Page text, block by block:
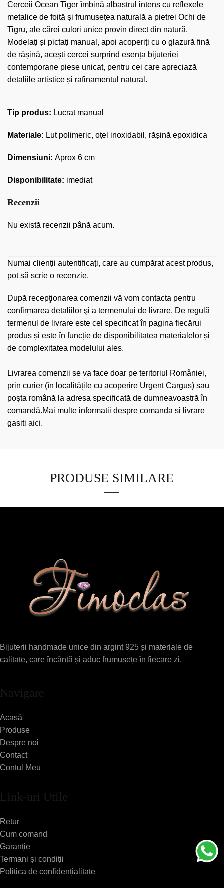
Cerceii Ocean Tiger îmbină albastrul intens cu reflexele
metalice de foită și frumusețea naturală a pietrei Ochi de
Tigru, ale cărei culori unice provin direct din natură.
Modelați și pictați manual, apoi acoperiți cu o glazură fină
de rășină, acești cercei surprind esența bijuteriei
contemporane piese unicat, pentru cei care apreciază
detaliile artistice și rafinamentul natural.
Tip produs: Lucrat manual
Materiale: Lut polimeric, oțel inoxidabil, rășină epoxidica
Dimensiuni: Aprox 6 cm
Disponibilitate: imediat
Recenzii
Nu există recenzii până acum.
Numai clienții autentificați, care au cumpărat acest produs,
pot să scrie o recenzie.
După recepţionarea comenzii vă vom contacta pentru
confirmarea detaliilor şi a termenului de livrare. De regulă
termenul de livrare este cel specificat în pagina fiecărui
produs și este în funcție de disponibilitatea materialelor și
de complexitatea modelului ales.
Livrarea comenzii se va face doar pe teritoriul României,
prin curier (în localitățile cu acoperire Urgent Cargus) sau
poșta română la adresa specificată de dumneavoastră în
comandă.Mai multe informatii despre comanda si livrare
gasiti aici.
PRODUSE SIMILARE
Bijuterii handmade unice din argint 925 și materiale de
calitate, care încântă și aduc frumusețe în fiecare zi.
Navigare
Acasă
Produse
Despre noi
Contact
Contul Meu
Link-uri Utile
Retur
Cum comand
Garanție
Termani și condiții
Politica de confidențialitate